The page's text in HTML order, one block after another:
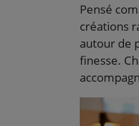
Pensé
créations
autour de
finesse.